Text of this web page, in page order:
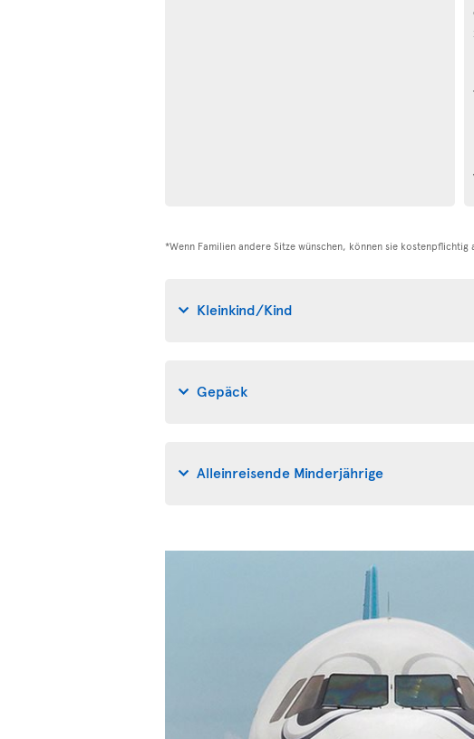
*Wenn Familien andere Sitze wünschen, können sie
Kleinkind/Kind
Gepäck
Alleinreisende Minderjährige